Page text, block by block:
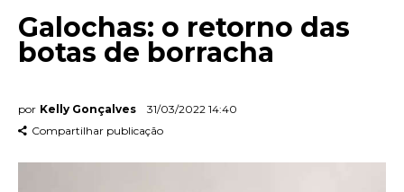
Contato
Galochas: o retorno das
botas de borracha
por Kelly Gonçalves
31/03/2022 14:40
Compartilhar publicação